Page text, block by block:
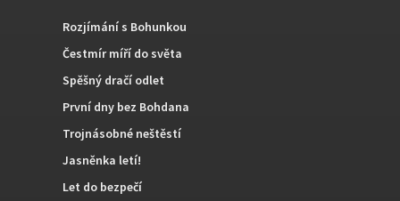
Rozjímání s Bohunkou
Čestmír míří do světa
Spěšný dračí odlet
První dny bez Bohdana
Trojnásobné neštěstí
Jasněnka letí!
Let do bezpečí